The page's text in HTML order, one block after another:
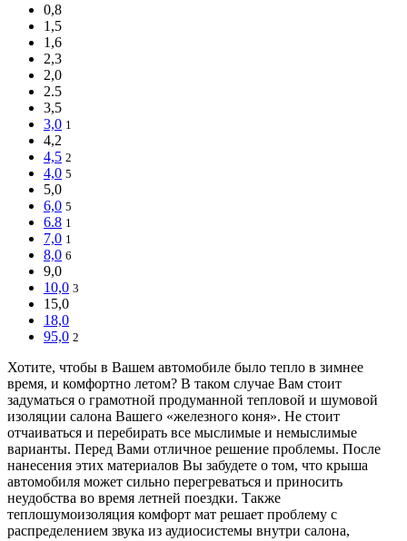
0,8
1,5
1,6
2,3
2,0
2.5
3,5
3,0 1
4,2
4,5 2
4,0 5
5,0
6,0 5
6.8 1
7,0 1
8,0 6
9,0
10,0 3
15,0
18,0
95,0 2
Хотите, чтобы в Вашем автомобиле было тепло в зимнее
время, и комфортно летом? В таком случае Вам стоит
задуматься о грамотной продуманной тепловой и шумовой
изоляции салона Вашего «железного коня». Не стоит
отчаиваться и перебирать все мыслимые и немыслимые
варианты. Перед Вами отличное решение проблемы. После
нанесения этих материалов Вы забудете о том, что крыша
автомобиля может сильно перегреваться и приносить
неудобства во время летней поездки. Также
теплошумоизоляция комфорт мат решает проблему с
распределением звука из аудиосистемы внутри салона,